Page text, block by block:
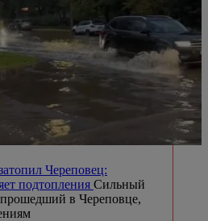
Череповец:
подтопления Сильный
в Череповце,